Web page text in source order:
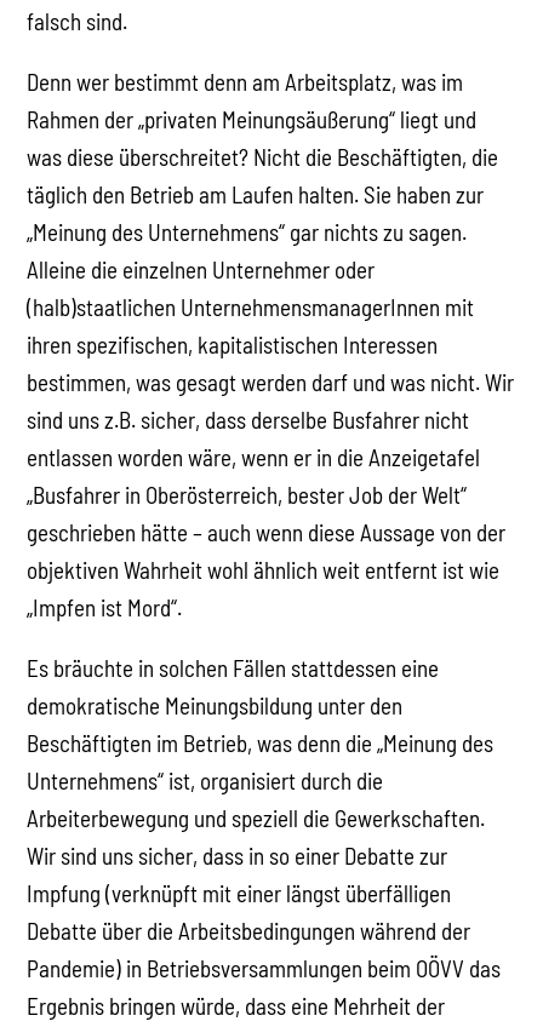
falsch sind.
Denn wer bestimmt denn am Arbeitsplatz, was im
Rahmen der „privaten Meinungsäußerung“ liegt und
was diese überschreitet? Nicht die Beschäftigten, die
täglich den Betrieb am Laufen halten. Sie haben zur
„Meinung des Unternehmens“ gar nichts zu sagen.
Alleine die einzelnen Unternehmer oder
(halb)staatlichen UnternehmensmanagerInnen mit
ihren spezifischen, kapitalistischen Interessen
bestimmen, was gesagt werden darf und was nicht. Wir
sind uns z.B. sicher, dass derselbe Busfahrer nicht
entlassen worden wäre, wenn er in die Anzeigetafel
„Busfahrer in Oberösterreich, bester Job der Welt“
geschrieben hätte – auch wenn diese Aussage von der
objektiven Wahrheit wohl ähnlich weit entfernt ist wie
„Impfen ist Mord“.
Es bräuchte in solchen Fällen stattdessen eine
demokratische Meinungsbildung unter den
Beschäftigten im Betrieb, was denn die „Meinung des
Unternehmens“ ist, organisiert durch die
Arbeiterbewegung und speziell die Gewerkschaften.
Wir sind uns sicher, dass in so einer Debatte zur
Impfung (verknüpft mit einer längst überfälligen
Debatte über die Arbeitsbedingungen während der
Pandemie) in Betriebsversammlungen beim OÖVV das
Ergebnis bringen würde, dass eine Mehrheit der